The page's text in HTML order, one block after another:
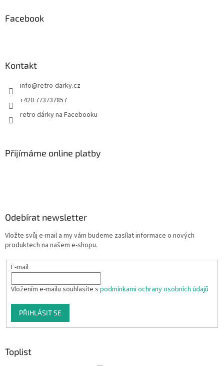
Facebook
Kontakt
info@retro-darky.cz
+420 773737857
retro dárky na Facebooku
Přijímáme online platby
Odebírat newsletter
Vložte svůj e-mail a my vám budeme zasílat informace o nových
produktech na našem e-shopu.
E-mail
Vložením e-mailu souhlasíte s podmínkami ochrany osobních údajů
PŘIHLÁSIT SE
Toplist